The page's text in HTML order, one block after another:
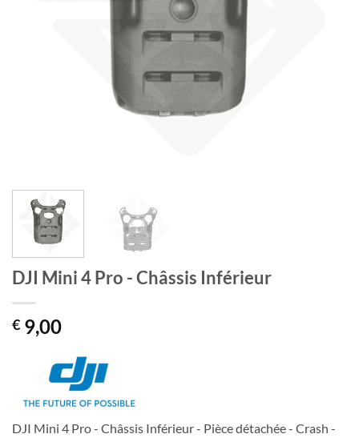
DJI Mini 4 Pro - Châssis Inférieur
€ 9,00
DJI Mini 4 Pro - Châssis Inférieur - Pièce détachée - Crash -